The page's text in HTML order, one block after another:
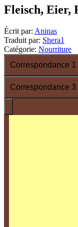
Fleisch, Eier,
Écrit par: Aninas
Traduit par: Shera1
Catégorie: Nourriture
Correspondance 1
Correspondance 3